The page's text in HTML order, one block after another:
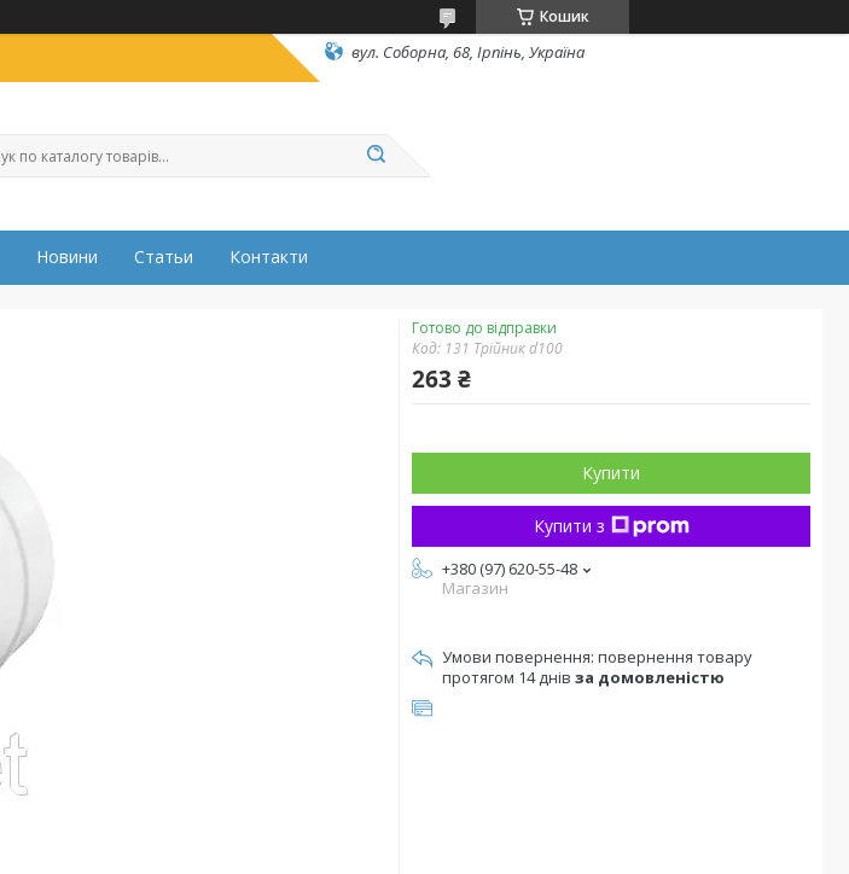
Кошик
вул. Соборна, 68, Ірпінь, Україна
Новини Статьи Контакти
Готово до відправки
Код: 131 Трійник d100
263 ₴
Купити
Купити з
+380 (97) 620-55-48
Магазин
повернення товару
протягом 14 днів за домовленістю